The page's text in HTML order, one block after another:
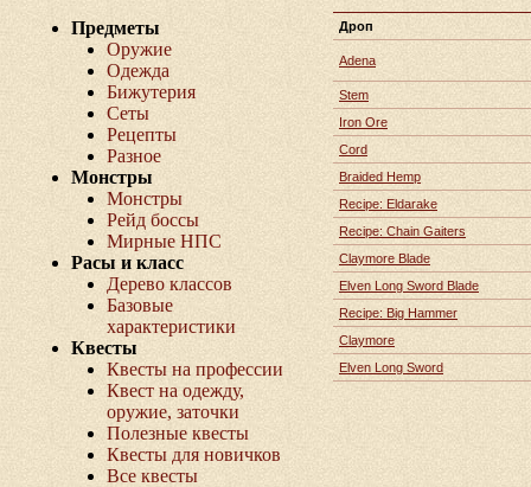
Предметы
Оружие
Одежда
Бижутерия
Сеты
Рецепты
Разное
Монстры
Монстры
Рейд боссы
Мирные НПС
Расы и класс
Дерево классов
Базовые
характеристики
Квесты
Квесты на профессии
Квест на одежду,
оружие, заточки
Полезные квесты
Квесты для новичков
Все квесты
Дроп
Adena
Stem
Iron Ore
Cord
Braided Hemp
Recipe: Eldarake
Recipe: Chain Gaiters
Claymore Blade
Elven Long Sword Blade
Recipe: Big Hammer
Claymore
Elven Long Sword